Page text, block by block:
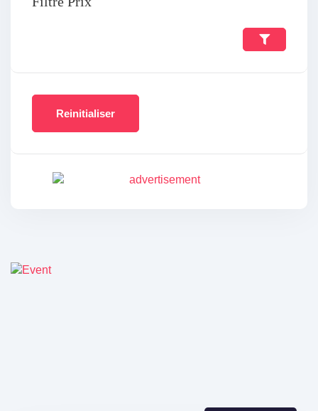
Reinitialiser